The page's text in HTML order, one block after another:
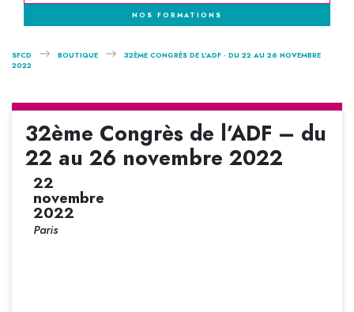
NOS FORMATIONS
SFCD BOUTIQUE
32ÈME CONGRÈS DE L'ADF - DU 22 AU 26 NOVEMBRE
2022
32ème Congrès de l’ADF – du
22 au 26 novembre 2022
22
novembre
2022
Paris